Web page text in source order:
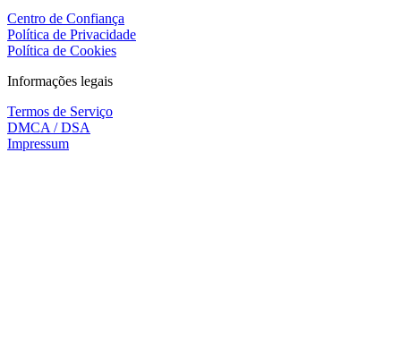
Centro de Confiança
Política de Privacidade
Política de Cookies
Informações legais
Termos de Serviço
DMCA / DSA
Impressum